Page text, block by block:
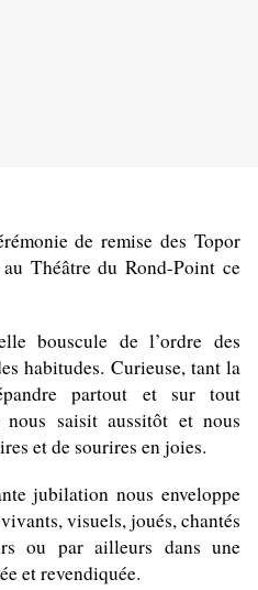
de remise des Topor
Théâtre du Rond-Point ce
bouscule de l’ordre des
habitudes. Curieuse, tant la
partout et sur tout
saisit aussitôt et nous
et de sourires en joies.
jubilation nous enveloppe
visuels, joués, chantés
ou par ailleurs dans une
et revendiquée.